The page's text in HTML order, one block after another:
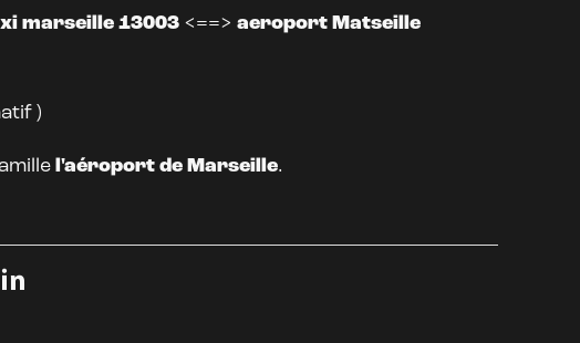
marseille 13003 <==> aeroport Matseille
)
l'aéroport de Marseille.